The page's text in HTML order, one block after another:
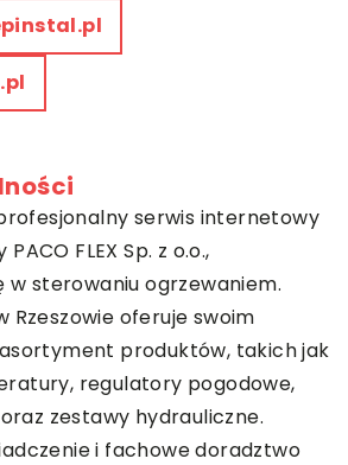
serwis internetowy
FLEX Sp. z o.o.,
w sterowaniu ogrzewaniem.
Rzeszowie oferuje swoim
produktów, takich jak
regulatory pogodowe,
zestawy hydrauliczne.
i fachowe doradztwo